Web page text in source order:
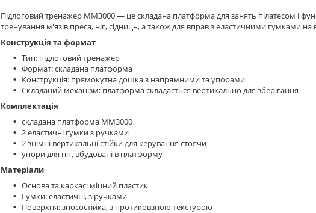
Підлоговий тренажер MM3000 — це складана платформа для занять пілатесом і
тренування м'язів преса, ніг, сідниць, а також для вправ з еластичними гумками на
Конструкція та формат
Тип: підлоговий тренажер
Формат: складана платформа
Конструкція: прямокутна дошка з напрямними та упорами
Складаний механізм: платформа складається вертикально для зберігання
Комплектація
складана платформа MM3000
2 еластичні гумки з ручками
2 знімні вертикальні стійки для керування стоячи
упори для ніг, вбудовані в платформу
Матеріали
Основа та каркас: міцний пластик
Гумки: еластичні, з ручками
Поверхня: зносостійка, з протиковзною текстурою